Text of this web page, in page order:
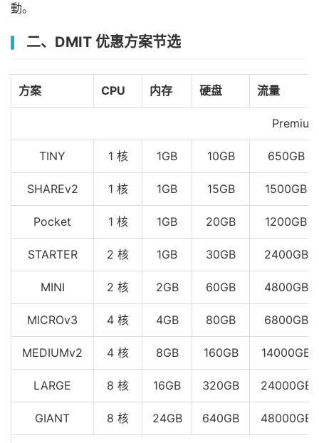
動。
二、DMIT 优惠方案节选
方案 CPU 内存 硬盘 流量
Premium
TINY 1 核 1GB 10GB 650GB
SHAREv2 1 核 1GB 15GB 1500GB
Pocket 1 核 1GB 20GB 1200GB
STARTER 2 核 1GB 30GB 2400GB
MINI 2 核 2GB 60GB 4800GB
MICROv3 4 核 4GB 80GB 6800GB
MEDIUMv2 4 核 8GB 160GB 14000GB
LARGE 8 核 16GB 320GB 24000GB
GIANT 8 核 24GB 640GB 48000GB